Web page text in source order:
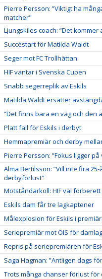
Pierre Persson: ”Viktigt ha
matcher"
Ljungskiles coach: ”Det
Succéstart för Matilda Waldt
Seger mot FC Trollhättan
HIF väntar i Svenska Cupen
Snabb segerreplik av Eskils
Matilda Waldt ersätter
”Det finns bara en väg och den
Platt fall för Eskils i derbyt
Hemmapremiär och derby
Pierre Persson: ”Fokus ligger
Alma Bertilsson: ”Vill inte fira
derbyförlust"
Motståndarkoll: HIF väl
Eskils dam får tre lagkaptener
Målexplosion för Eskils i
Seriepremiär mot ÖIS för
Repris på seriepremiären för
Saga Hagman: ”Äntligen dags
Trots många chanser förlust för